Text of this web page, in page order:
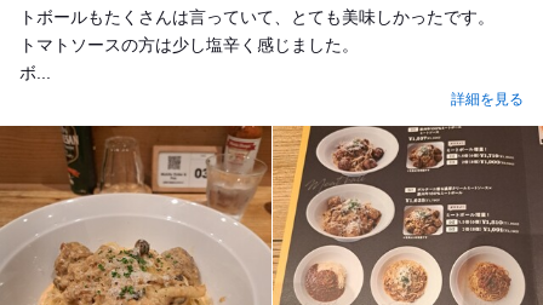
トボールもたくさんは言っていて、とても美味しかったです。
トマトソースの方は少し塩辛く感じました。
ボ...
詳細を見る